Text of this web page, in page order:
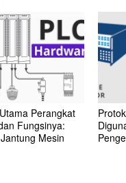
Perangkat
Fungsinya:
Mesin